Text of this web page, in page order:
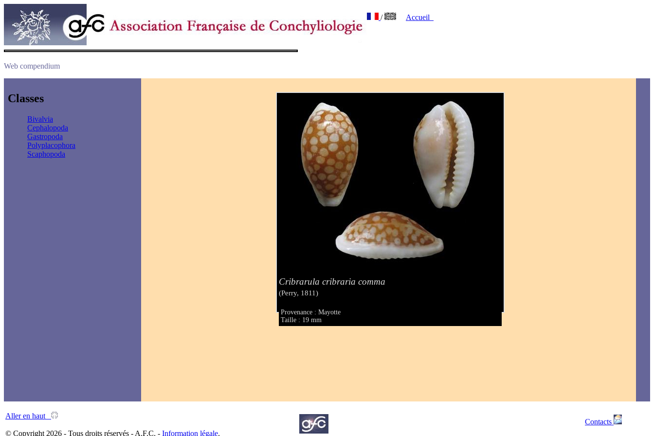
/ Accueil
Web compendium
Classes
Bivalvia
Cephalopoda
Gastropoda
Polyplacophora
Scaphopoda
Cribrarula cribraria comma
(Perry, 1811)
Provenance : Mayotte
Taille : 19 mm
Aller en haut
© Copyright 2026 - Tous droits réservés - A.F.C. - Information légale.
Contacts